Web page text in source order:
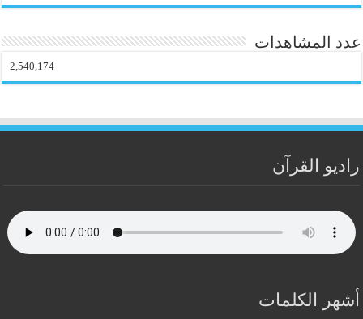
عدد المشاهدات
2,540,174
راديو القرآن
أشهر الكلمات